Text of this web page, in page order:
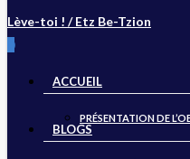
Lève-toi ! / Etz Be-Tzion
search
ACCUEIL
PRÉSENTATION DE
BLOGS